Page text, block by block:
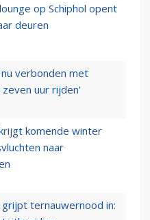
op Schiphol opent
deuren
verbonden met
uur rijden'
komende winter
naar
ternauwernood in: